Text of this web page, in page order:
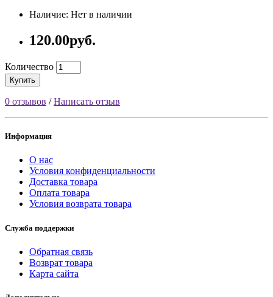
Наличие: Нет в наличии
120.00руб.
Количество
Купить
0 отзывов /Написать отзыв
Информация
О нас
Условия конфиденциальности
Доставка товара
Оплата товара
Условия возврата товара
Служба поддержки
Обратная связь
Возврат товара
Карта сайта